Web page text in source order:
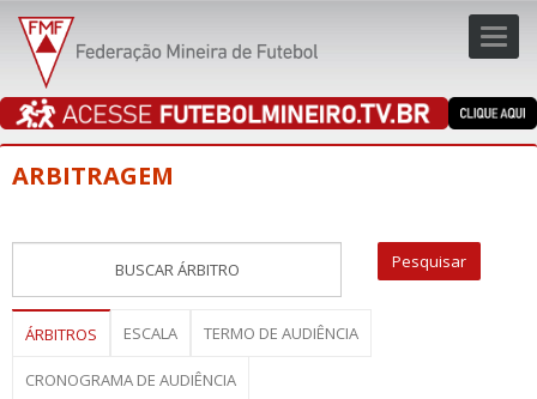
ARBITRAGEM
ÁRBITROS ESCALA TERMO DE AUDIÊNCIA
CRONOGRAMA DE AUDIÊNCIA